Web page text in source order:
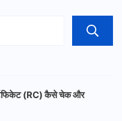
(RC) कैसे चेक और